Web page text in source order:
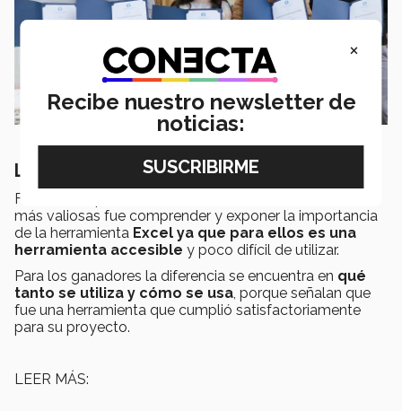
Lecciones aprendidas del concurso
Finalmente, para los estudiantes una de las lecciones
más valiosas fue comprender y exponer la importancia
de la herramienta Excel ya que para ellos es una
herramienta accesible y poco difícil de utilizar.
Para los ganadores la diferencia se encuentra en qué
tanto se utiliza y cómo se usa , porque señalan que
fue una herramienta que cumplió satisfactoriamente
para su proyecto.
LEER MÁS:
×
Recibe nuestro newsletter de
noticias: